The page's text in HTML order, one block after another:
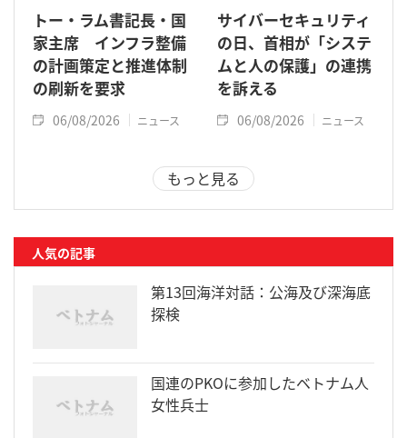
トー・ラム書記長・国
家主席 インフラ整備
の計画策定と推進体制
の刷新を要求
06/08/2026 ニュース
サイバーセキュリティ
の日、首相が「システ
ムと人の保護」の連携
を訴える
06/08/2026 ニュース
もっと見る
人気の記事
第13回海洋対話：公海及び深海底
探検
国連のPKOに参加したベトナム人
女性兵士